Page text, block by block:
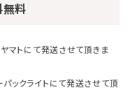
無料
マトにて発送させて頂きま
パックライトにて発送させて頂